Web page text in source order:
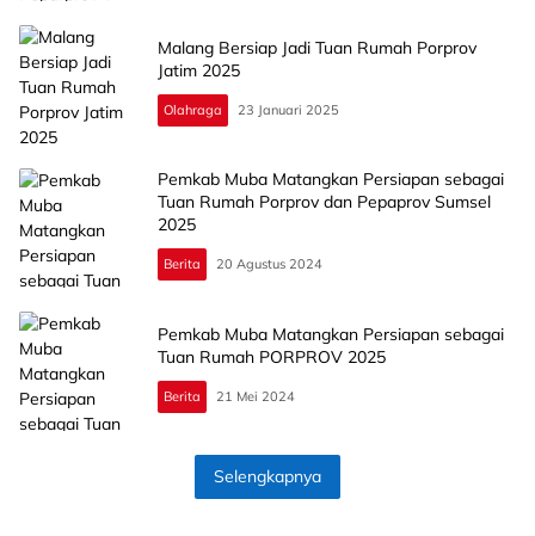
Malang Bersiap Jadi Tuan Rumah Porprov
Jatim 2025
Olahraga 23 Januari 2025
Pemkab Muba Matangkan Persiapan sebagai
Tuan Rumah Porprov dan Pepaprov Sumsel
2025
Berita 20 Agustus 2024
Pemkab Muba Matangkan Persiapan sebagai
Tuan Rumah PORPROV 2025
Berita 21 Mei 2024
Selengkapnya